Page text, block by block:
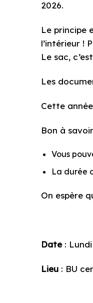
2026.
Le principe
l’intérieur !
Le sac,
Les
Cette
Bon à
Vous
La durée
On espère
Date:
Lieu : BU